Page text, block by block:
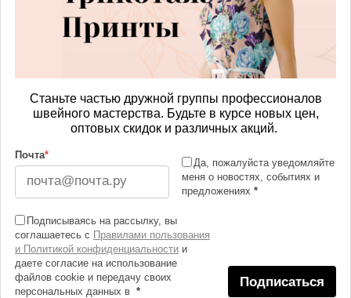
Ткань габардин птички на
ветках
451.00 руб
голубые акварельные
454.00 руб
Станьте частью дружной группы профессионалов
швейного мастерства. Будьте в курсе новых цен,
оптовых скидок и различных акций.
Почта*
Да, пожалуйста уведомляйте
меня о новостях, событиях и
предложениях *
Подписываясь на рассылку, вы
соглашаетесь с Правилами пользования
и Политикой конфиденциальности и
даете согласие на использование
файлов cookie и передачу своих
персональных данных в *
Подписаться